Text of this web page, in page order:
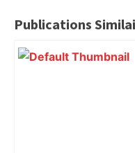
Publications